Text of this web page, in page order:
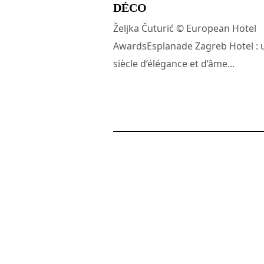
DÉCO
Željka Čuturić © European Hotel
AwardsEsplanade Zagreb Hotel :
siècle d’élégance et d’âme...